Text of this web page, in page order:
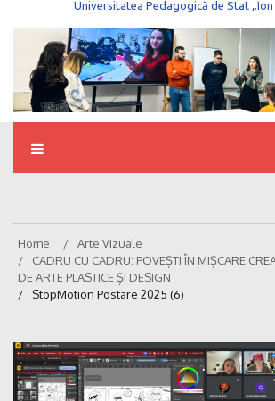
Universitatea Pedagogică de Stat „Ion
Home
Arte Vizuale
CADRU CU CADRU: POVEȘTI ÎN MIȘCARE
DE ARTE PLASTICE ȘI DESIGN
StopMotion Postare 2025 (6)